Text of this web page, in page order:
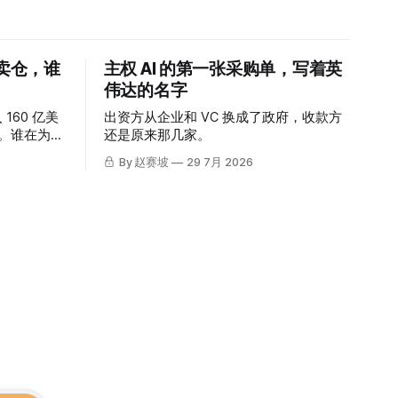
仓，谁
160 亿美
谁在为这
主权 AI 的第一张采购单，写着英
伟达的名字
出资方从企业和 VC 换成了政府，收款方
还是原来那几家。
By 赵赛坡 29 7月 2026